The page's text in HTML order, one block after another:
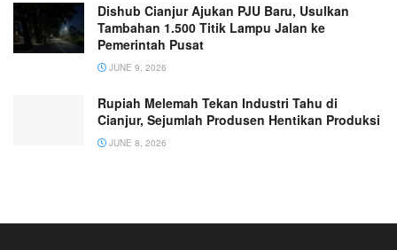
Dishub Cianjur Ajukan PJU Baru, Usulkan
Tambahan 1.500 Titik Lampu Jalan ke
Pemerintah Pusat
JUNE 9, 2026
Rupiah Melemah Tekan Industri Tahu di
Cianjur, Sejumlah Produsen Hentikan Produksi
JUNE 8, 2026